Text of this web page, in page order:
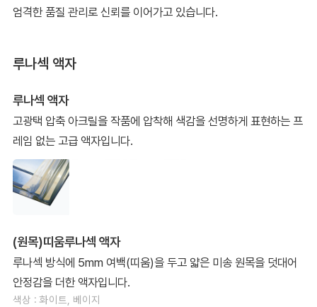
엄격한 품질 관리로 신뢰를 이어가고 있습니다.
루나섹 액자
루나섹 액자
고광택 압축 아크릴을 작품에 압착해 색감을 선명하게 표현하는 프
레임 없는 고급 액자입니다.
(원목)띠움루나섹 액자
루나섹 방식에 5mm 여백(띠움)을 두고 얇은 미송 원목을 덧대어
안정감을 더한 액자입니다.
색상 : 화이트, 베이지